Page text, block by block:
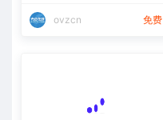
ovzcn 免费